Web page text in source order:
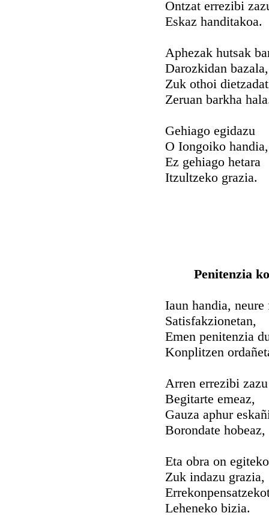
Ontzat errezibi
Eskaz handitakoa.
Aphezak hutsak
Darozkidan bazala,
Zuk othoi
Zeruan barkha
Gehiago egidazu
O Iongoiko handia,
Ez gehiago hetara
Itzultzeko grazia.
Penitenzia
Iaun handia, neure
Satisfakzionetan,
Emen penitenzia
Konplitzen
Arren errezibi zazu
Begitarte emeaz,
Gauza aphur
Borondate hobeaz,
Eta obra on egiteko
Zuk indazu grazia,
Leheneko bizia.